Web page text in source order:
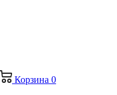
Корзина 0